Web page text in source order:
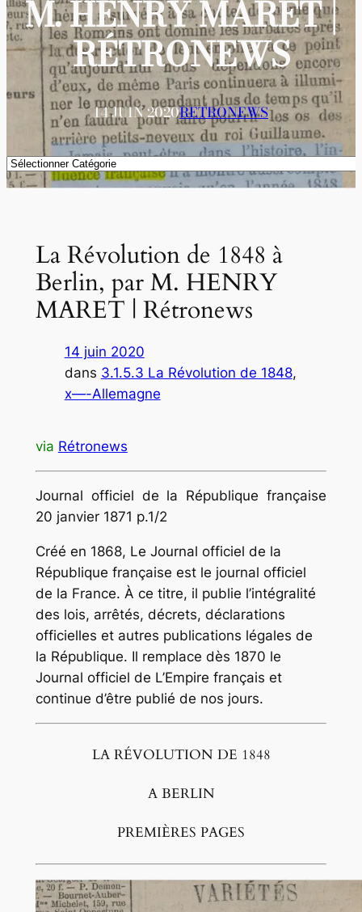
M. HENRY MARET |
RÉTRONEWS
14 JUIN 2020RETRONEWS
Catégories
La Révolution de 1848 à
Berlin, par M. HENRY
MARET | Rétronews
14 juin 2020
dans 3.1.5.3 La Révolution de 1848
x—-Allemagne
via Rétronews
Journal officiel de la République française
20 janvier 1871 p.1/2
Créé en 1868, Le Journal officiel de la
République française est le journal officiel
de la France. À ce titre, il publie l’intégralité
des lois, arrêtés, décrets, déclarations
officielles et autres publications légales de
la République. Il remplace dès 1870 le
Journal officiel de L’Empire français et
continue d’être publié de nos jours.
LA RÉVOLUTION DE 1848
A BERLIN
PREMIÈRES PAGES